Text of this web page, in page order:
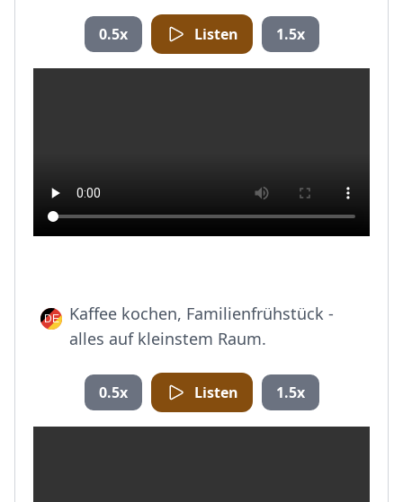
0.5x Listen 1.5x
Kaffee kochen, Familienfrühstück -
alles auf kleinstem Raum.
0.5x Listen 1.5x